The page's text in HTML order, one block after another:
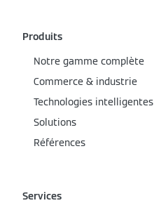
Produits
Notre gamme complète
Commerce & industrie
Technologies intelligentes
Solutions
Références
Services